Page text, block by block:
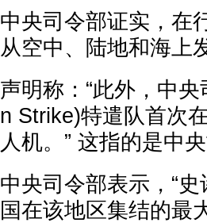
中央司令部证实，在
从空中、陆地和海上
声明称：“此外，中
n Strike)特遣队首次
人机。” 这指的是中
中央司令部表示，“
国在该地区集结的最